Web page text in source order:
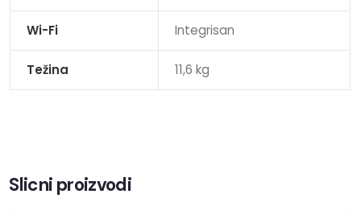
Wi-Fi Integrisan
Težina 11,6 kg
Slicni proizvodi